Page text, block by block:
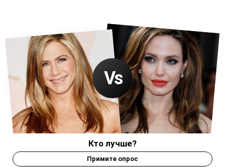
Кто лучше?
Примите опрос